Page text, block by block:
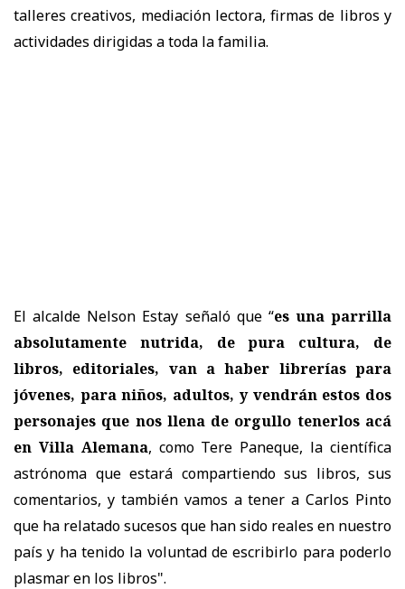
talleres creativos, mediación lectora, firmas de libros y
actividades dirigidas a toda la familia.
El alcalde Nelson Estay señaló que “es una parrilla
absolutamente nutrida, de pura cultura, de
libros, editoriales, van a haber librerías para
jóvenes, para niños, adultos, y vendrán estos dos
personajes que nos llena de orgullo tenerlos acá
en Villa Alemana, como Tere Paneque, la científica
astrónoma que estará compartiendo sus libros, sus
comentarios, y también vamos a tener a Carlos Pinto
que ha relatado sucesos que han sido reales en nuestro
país y ha tenido la voluntad de escribirlo para poderlo
plasmar en los libros".